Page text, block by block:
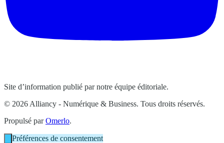
Site d’information publié par notre équipe éditoriale.
© 2026 Alliancy - Numérique & Business. Tous droits réservés.
Propulsé parOmerlo.
Préférences de consentement